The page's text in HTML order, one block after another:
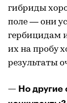
гибриды
поле — они
гербицидам
их на пробу
результаты
— Но другие